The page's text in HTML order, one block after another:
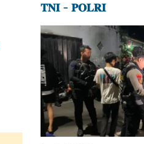
𝐓𝐍𝐈 – 𝐏𝐎𝐋𝐑𝐈